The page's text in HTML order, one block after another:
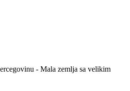
- Mala zemlja sa velikim